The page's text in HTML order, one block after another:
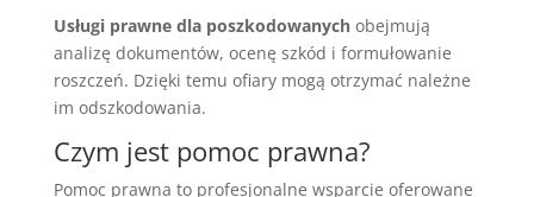
Usługi prawne dla poszkodowanychobejmują
analizę dokumentów, ocenę szkód i formułowanie
roszczeń. Dzięki temu ofiary mogą otrzymać należne
im odszkodowania.
Czym jest pomoc prawna?
Pomoc prawna to profesjonalne wsparcie oferowane